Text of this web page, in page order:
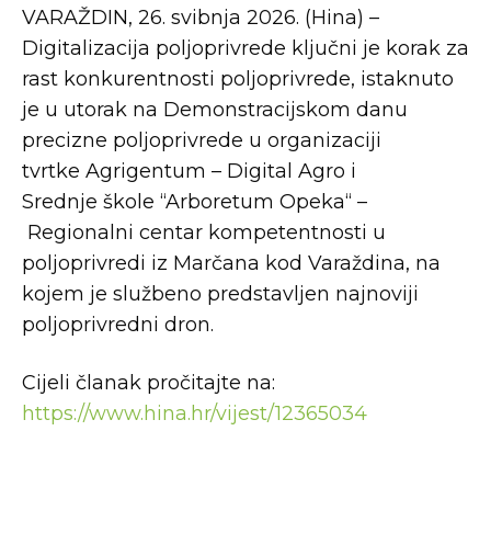
VARAŽDIN, 26. svibnja 2026. (Hina) –
Digitalizacija poljoprivrede ključni je korak za
rast konkurentnosti poljoprivrede, istaknuto
je u utorak na Demonstracijskom danu
precizne poljoprivrede u organizaciji
tvrtke Agrigentum – Digital Agro i
Srednje škole “Arboretum Opeka“ –
Regionalni centar kompetentnosti u
poljoprivredi iz Marčana kod Varaždina, na
kojem je službeno predstavljen najnoviji
poljoprivredni dron.
Cijeli članak pročitajte na:
https://www.hina.hr/vijest/12365034